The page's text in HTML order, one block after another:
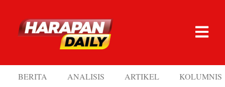
BERITA ANALISIS ARTIKEL KOLUMNIS